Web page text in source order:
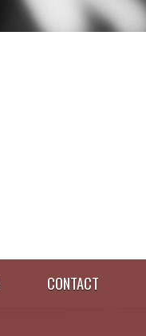
CONTACT